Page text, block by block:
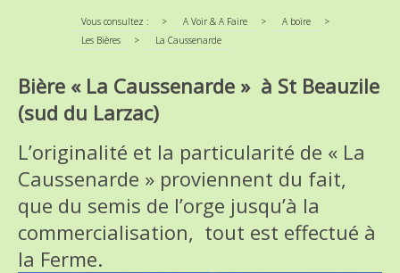
Vous consultez : > A Voir & A Faire > A boire
>
Les Bières
> La Caussenarde
Bière « La Caussenarde » à St Beauzile
(sud du Larzac)
L’originalité et la particularité de « La
Caussenarde » proviennent du fait,
que du semis de l’orge jusqu’à la
commercialisation, tout est effectué à
la Ferme.